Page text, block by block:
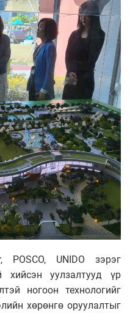
POSCO, UNIDO зэрэг
хийсэн уулзалтууд үр
ногоон технологийг
хөрөнгө оруулалтыг